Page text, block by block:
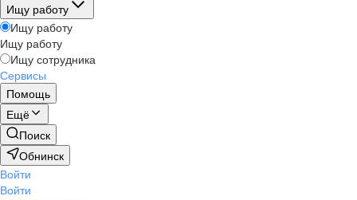
Ищу работу
Ищу работу
Ищу работу
Ищу сотрудника
Сервисы
Помощь
Ещё
Поиск
Обнинск
Войти
Войти